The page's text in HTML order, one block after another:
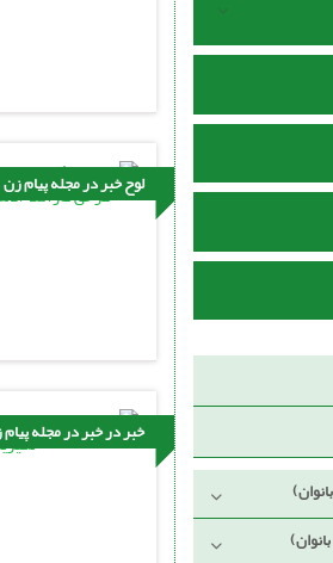
لوح خبر در مجله پیام زن
خبر در خبر در مجله